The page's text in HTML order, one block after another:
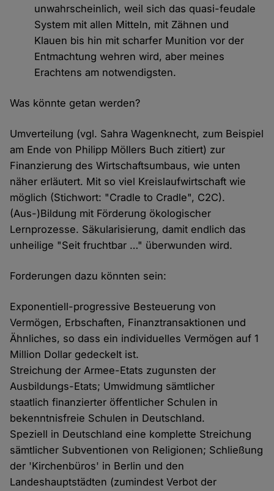
unwahrscheinlich, weil sich das quasi-feudale
System mit allen Mitteln, mit Zähnen und
Klauen bis hin mit scharfer Munition vor der
Entmachtung wehren wird, aber meines
Erachtens am notwendigsten.
Was könnte getan werden?
Umverteilung (vgl. Sahra Wagenknecht, zum Beispiel
am Ende von Philipp Möllers Buch zitiert) zur
Finanzierung des Wirtschaftsumbaus, wie unten
näher erläutert. Mit so viel Kreislaufwirtschaft wie
möglich (Stichwort: "Cradle to Cradle", C2C).
(Aus-)Bildung mit Förderung ökologischer
Lernprozesse. Säkularisierung, damit endlich das
unheilige "Seit fruchtbar …" überwunden wird.
Forderungen dazu könnten sein:
Exponentiell-progressive Besteuerung von
Vermögen, Erbschaften, Finanztransaktionen und
Ähnliches, so dass ein individuelles Vermögen auf 1
Million Dollar gedeckelt ist.
Streichung der Armee-Etats zugunsten der
Ausbildungs-Etats; Umwidmung sämtlicher
staatlich finanzierter öffentlicher Schulen in
bekenntnisfreie Schulen in Deutschland.
Speziell in Deutschland eine komplette Streichung
sämtlicher Subventionen von Religionen; Schließung
der 'Kirchenbüros' in Berlin und den
Landeshauptstädten (zumindest Verbot der